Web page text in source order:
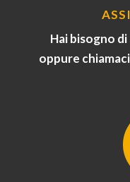
Hai bisogno
oppure